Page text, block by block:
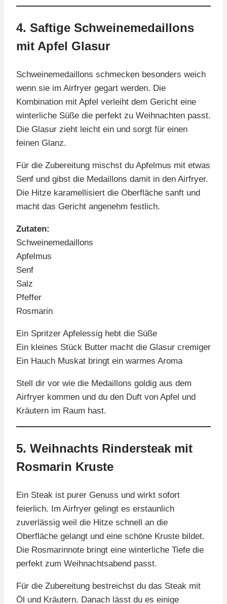
4. Saftige Schweinemedaillons
mit Apfel Glasur
Schweinemedaillons schmecken besonders weich
wenn sie im Airfryer gegart werden. Die
Kombination mit Apfel verleiht dem Gericht eine
winterliche Süße die perfekt zu Weihnachten passt.
Die Glasur zieht leicht ein und sorgt für einen
feinen Glanz.
Für die Zubereitung mischst du Apfelmus mit etwas
Senf und gibst die Medaillons damit in den Airfryer.
Die Hitze karamellisiert die Oberfläche sanft und
macht das Gericht angenehm festlich.
Zutaten:
Schweinemedaillons
Apfelmus
Senf
Salz
Pfeffer
Rosmarin
Ein Spritzer Apfelessig hebt die Süße
Ein kleines Stück Butter macht die Glasur cremiger
Ein Hauch Muskat bringt ein warmes Aroma
Stell dir vor wie die Medaillons goldig aus dem
Airfryer kommen und du den Duft von Apfel und
Kräutern im Raum hast.
5. Weihnachts Rindersteak mit
Rosmarin Kruste
Ein Steak ist purer Genuss und wirkt sofort
feierlich. Im Airfryer gelingt es erstaunlich
zuverlässig weil die Hitze schnell an die
Oberfläche gelangt und eine schöne Kruste bildet.
Die Rosmarinnote bringt eine winterliche Tiefe die
perfekt zum Weihnachtsabend passt.
Für die Zubereitung bestreichst du das Steak mit
Öl und Kräutern. Danach lässt du es einige